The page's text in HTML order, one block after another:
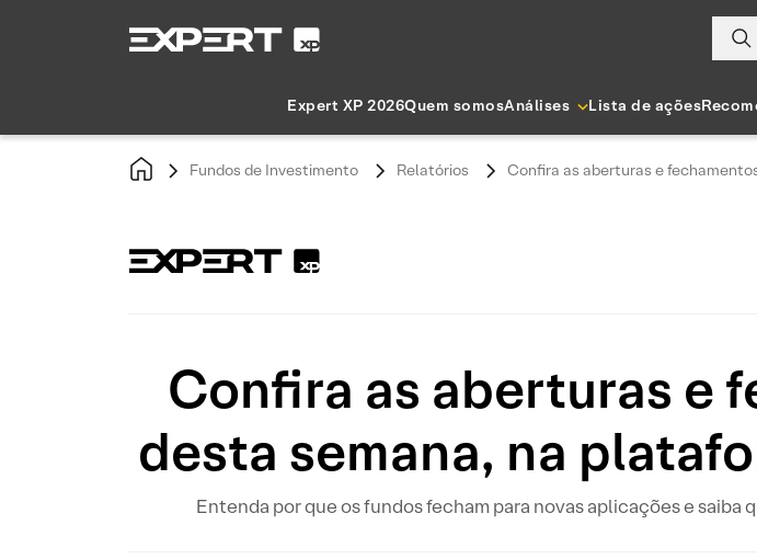
Expert XP 2026Quem somosAnálises Lista de ações
Fundos de Investimento Relatórios Confira as aberturas e
Confira as aberturas e
desta semana, na
Entenda por que os fundos fecham para novas aplicações e saiba